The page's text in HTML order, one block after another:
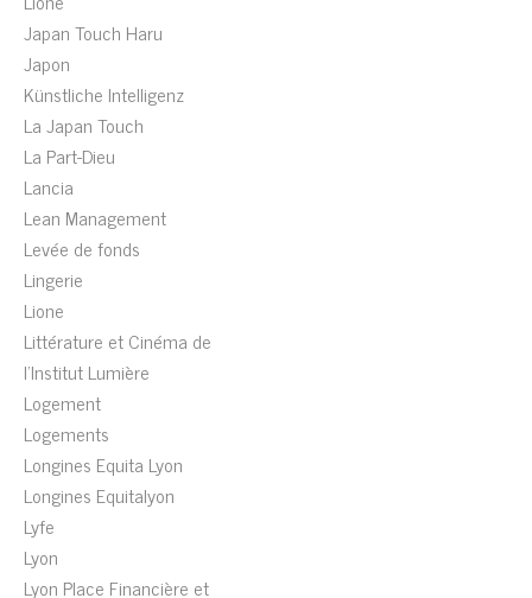
Japan Touch Haru
Japon
Künstliche Intelligenz
La Japan Touch
La Part-Dieu
Lancia
Lean Management
Levée de fonds
Lingerie
Lione
Littérature et Cinéma de
l'Institut Lumière
Logement
Logements
Longines Equita Lyon
Longines Equitalyon
Lyfe
Lyon
Lyon Place Financière et